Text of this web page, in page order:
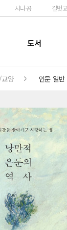
시나공 길벗
도서
양 인문 일반